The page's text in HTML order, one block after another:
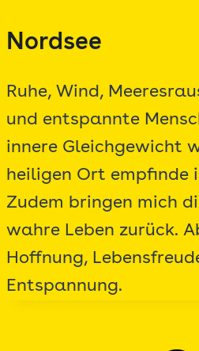
Inhalt
Nordsee
Ruhe, Wind,
und entspannte
innere Gleichgewicht
heiligen Ort empfinde
Zudem bringen mich
wahre Leben zurück.
Hoffnung,
Entspannung.